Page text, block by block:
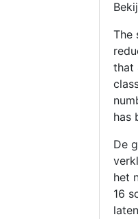
The
that
has
De
het
16